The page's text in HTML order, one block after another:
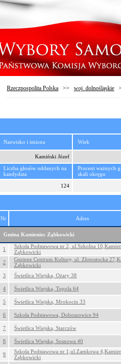
Rzeczpospolita Polska >> woj. dolnośląskie
Nazwisko i imiona Wiek
Kamiński Józef
Liczba głosów oddanych na
kandydata
Procent ważnych
skali okręgu
124
Nr Adres
Gmina Kamieniec Ząbkowicki
1
Szkoła Podstawowa nr 2, ul.Szkolna
Ząbkowicki
2
Gminne Centrum Kultury, ul. Złotostocka
Ząbkowicki
3
Świetlica Wiejska, Ożary 38
4 Świetlica Wiejska, Topola 64
5 Świetlica Wiejska, Mrokocin 33
6 Szkoła Podstawowa, Doboszowice 94
7 Świetlica Wiejska, Starczów
8 Świetlica Wiejska, Sosnowa 40
9
Szkoła Podstawowa nr 1,ul.Zamkowa
Ząbkowicki